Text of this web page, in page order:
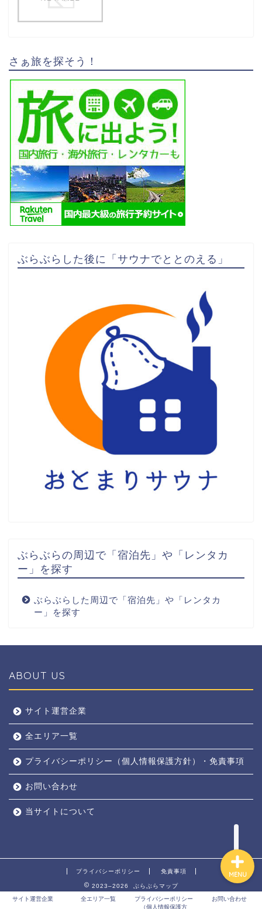
さぁ旅を探そう！
ぶらぶらした後に「サウナでととのえる」
ぶらぶらの周辺で「宿泊先」や「レンタカ
ー」を探す
ぶらぶらした周辺で「宿泊先」や「レンタカ
ー」を探す
ABOUT US
サイト運営企業
全エリア一覧
プライバシーポリシー（個人情報保護方針）・免責事項
お問い合わせ
当サイトについて
プライバシーポリシー 免責事項
2023–2026 ぶらぶらマップ
サイト運営企業 全エリア一覧
プライバシーポリシー
（個人情報保護方
お問い合わせ
MENU
奈良